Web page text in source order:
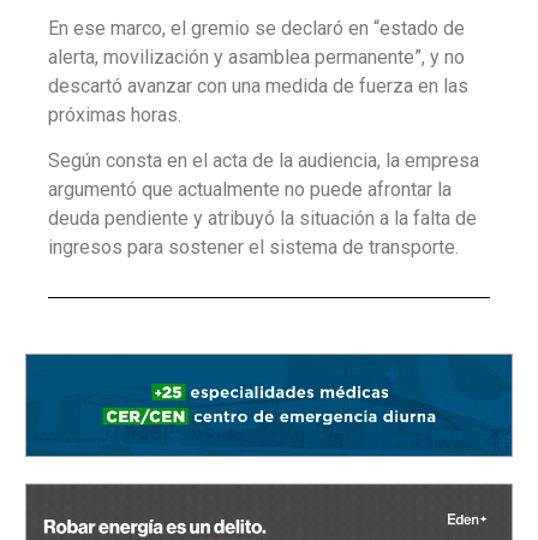
En ese marco, el gremio se declaró en “estado de
alerta, movilización y asamblea permanente”, y no
descartó avanzar con una medida de fuerza en las
próximas horas.
Según consta en el acta de la audiencia, la empresa
argumentó que actualmente no puede afrontar la
deuda pendiente y atribuyó la situación a la falta de
ingresos para sostener el sistema de transporte.